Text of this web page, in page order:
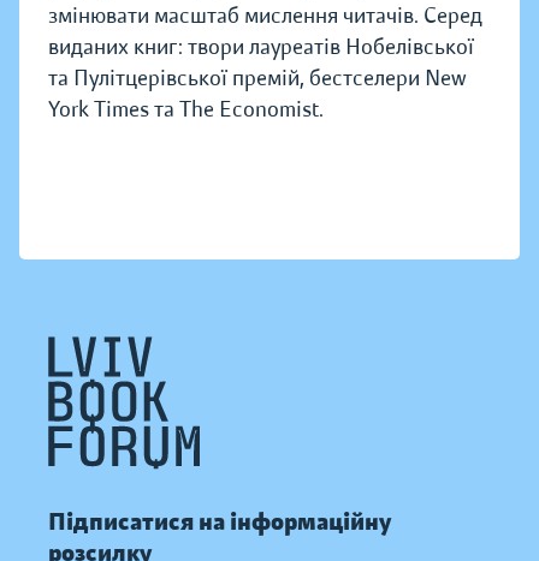
змінювати масштаб мислення читачів. Серед
виданих книг: твори лауреатів Нобелівської
та Пулітцерівської премій, бестселери New
York Times та The Economist.
Підписатися на інформаційну
розсилку